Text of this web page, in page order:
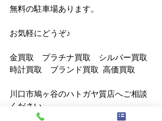
無料の駐車場あります。
お気軽にどうぞ♪
金買取　プラチナ買取　シルバー買取
時計買取　ブランド買取  高価買取
川口市鳩ヶ谷のハトガヤ質店へご相談
ください。